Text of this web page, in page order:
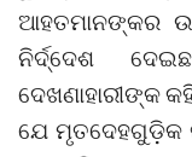
ଆହତମାନଙ୍କର
ନିର୍ଦ୍ଦେଶ
ଦେଖଣାହାରୀଙ୍କ
ଯେ ମୃତଦେହଗୁଡ଼ିକ